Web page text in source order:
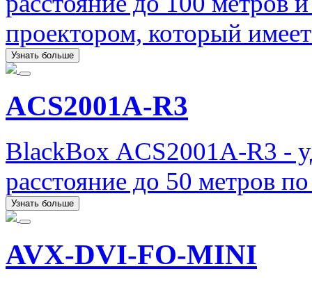
проектором, который
Узнать больше
ACS2001A-R3
BlackBox ACS2001A-R3 -
расстояние до 50 метров
Узнать больше
AVX-DVI-FO-MINI